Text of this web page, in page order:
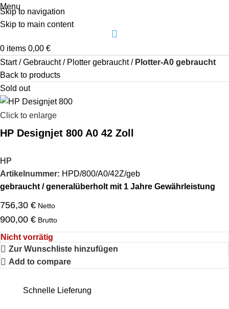
Skip to navigation
Skip to main content
Menu
0 items 0,00 €
Start
Gebraucht Plotter gebraucht
Plotter-A0 gebraucht
Back to products
Sold out
Click to enlarge
HP Designjet 800 A0 42 Zoll
HP
Artikelnummer: HPD/800/A0/42Z/geb
gebraucht / generalüberholt mit 1 Jahre Gewährleistung
756,30 € Netto
900,00 € Brutto
Nicht vorrätig
Zur Wunschliste hinzufügen
Add to compare
Schnelle Lieferung